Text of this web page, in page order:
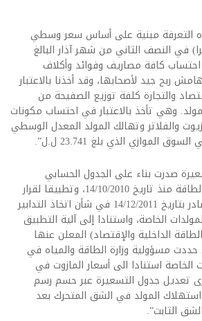
التعرفة مبنية على أساس سعر وسطي
المازوت (20 ليترا) في النصف الثاني من شهر آذار البالغ
بعد احتساب كافة مصاريف وفوائد وأكلاف
ربح جيد لأصحابها، وقد أخذنا بالاعتبار
والتجارة كلفة توزيع الصفيحة من
وهي تأخذ بالاعتبار في احتساب مكونات
والفلاتر وتهالك المولد المعدل الوسطي
الموازي الذي بلغ 23.741 ل.ل”.
صدرت بناء على الجدول الحسابي
المعتمد من قبل وزارة الطاقة منذ تاريخ 14/10/2010، وتطبيقا لقرار
مجلس الوزراء رقم 2 الصادر بتاريخ 14/12/2011 في شأن اتخاذ التدابير
الخاصة، واستنادا إلى آلية التطبيق
الداخلية والإقتصاد) المعلن عنها
12/2011 والتي حددت مسؤولية وزارة الطاقة والمياه في
استنادا الى أسعار المازوت في
تعديل جدول التسعيرة عبر حسم رسم
المولد في الشق المتحرك بعد
الثابت”.